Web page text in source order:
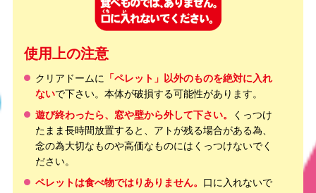
使用上の注意
クリアドームに 「ペレット」以外のものを絶対に入れ
ないで下さい。本体が破損する可能性があります。
遊び終わったら、窓や壁から外して下さい。
くっつけ
たまま長時間放置すると、アトが残る場合がある為、
念の為大切なものや高価なものにはくっつけないでく
ださい。
ペレットは食べ物ではりありません。 口に入れないで